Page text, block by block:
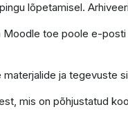
lõpetamisel.
Moodle toe poole e-
ja tegevuste
mis on põhjustatud